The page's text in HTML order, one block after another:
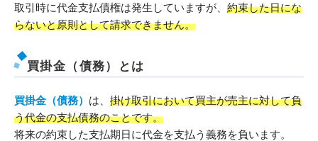
取引時に代金支払債権は発生していますが、 約束した日にな
らないと原則として請求できません。
買掛金（債務）とは
買掛金（債務） は、 掛け取引において買主が売主に対して負
う代金の支払債務のことです。
将来の約束した支払期日に代金を支払う義務を負います。